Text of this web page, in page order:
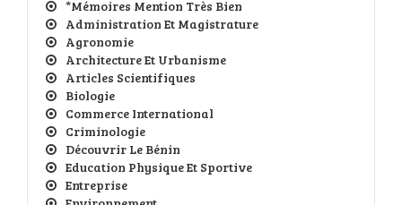
*Mémoires Mention Très Bien
Administration Et Magistrature
Agronomie
Architecture Et Urbanisme
Articles Scientifiques
Biologie
Commerce International
Criminologie
Découvrir Le Bénin
Education Physique Et Sportive
Entreprise